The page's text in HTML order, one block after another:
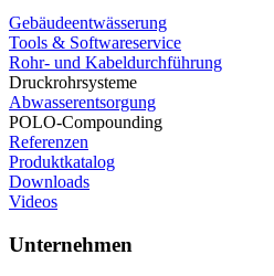
Gebäudeentwässerung
Tools & Softwareservice
Rohr- und Kabeldurchführung
Druckrohrsysteme
Abwasserentsorgung
POLO-Compounding
Referenzen
Produktkatalog
Downloads
Videos
Unternehmen